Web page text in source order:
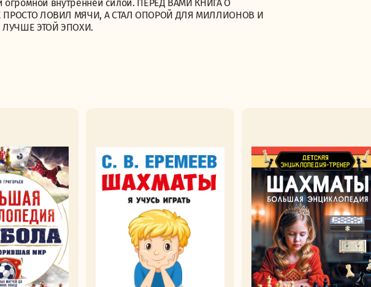
внутренней силой. ПЕРЕД ВАМИ КНИГА О
ЛОВИЛ МЯЧИ, А СТАЛ ОПОРОЙ ДЛЯ МИЛЛИОНОВ И
ЭТОЙ ЭПОХИ.